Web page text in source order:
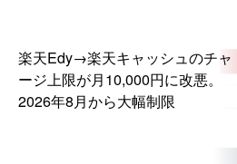
楽天Edy→楽天キャッシュのチャ
ージ上限が月10,000円に改悪。
2026年8月から大幅制限